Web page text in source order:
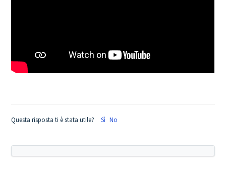
Questa risposta ti è stata utile? Sì No